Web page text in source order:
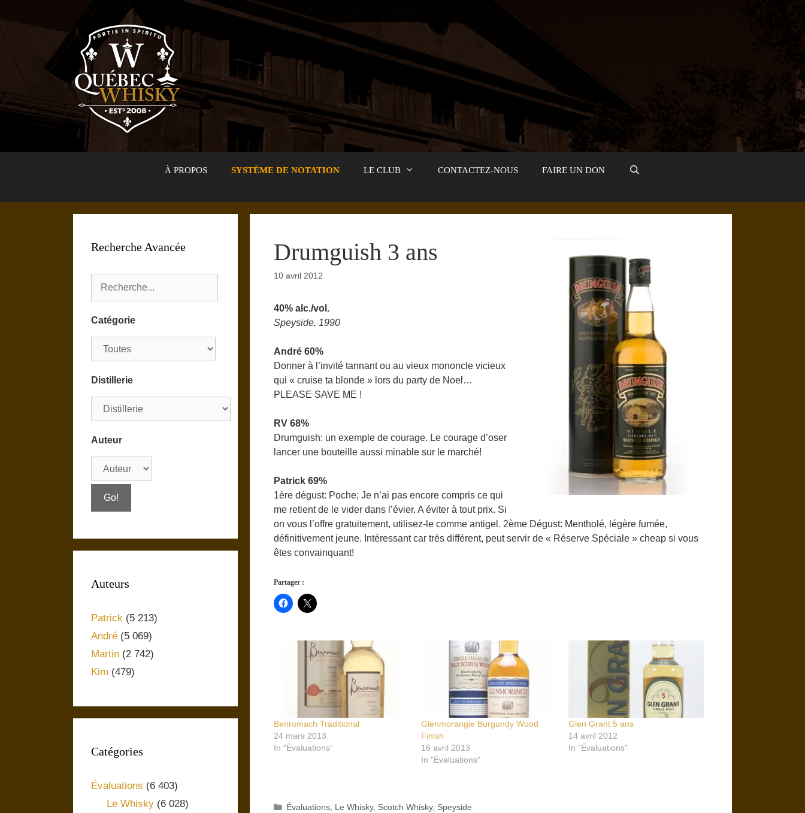
au
À PROPOS SYSTÈME DE NOTATION LE CLUB CONTACTEZ-NOUS FAIRE UN DON
Drumguish 3 ans
10 avril 2012
40% alc./vol.
Speyside, 1990
André 60%
Donner à l’invité tannant ou au vieux mononcle vicieux
qui « cruise ta blonde » lors du party de Noel…
PLEASE SAVE ME !
RV 68%
Drumguish: un exemple de courage. Le courage d’oser
lancer une bouteille aussi minable sur le marché!
Patrick 69%
1ère dégust: Poche; Je n’ai pas encore compris ce qui
me retient de le vider dans l’évier. A éviter à tout prix. Si
on vous l’offre gratuitement, utilisez-le comme antigel. 2ème Dégust: Mentholé, légère fumée,
définitivement jeune. Intéressant car très différent, peut servir de « Réserve Spéciale » cheap si vous
êtes convainquant!
Partager :
Benromach Traditional
24 mars 2013
In "Évaluations"
Glenmorangie Burgundy Wood
Finish
16 avril 2013
In "Évaluations"
Glen Grant 5 ans
14 avril 2012
In "Évaluations"
Catégories
Évaluations Le Whisky, Scotch Whisky, Speyside
Recherche Avancée
Catégorie
Distillerie
Auteur
Auteurs
Patrick (5 213)
André (5 069)
Martin (2 742)
Kim (479)
Catégories
Évaluations (6 403)
Le Whisky(6 028)